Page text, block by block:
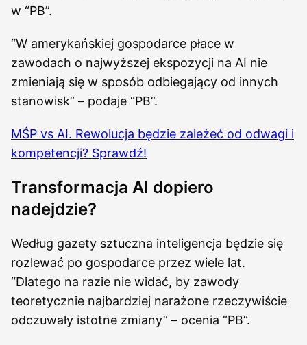
w “PB”.
“W amerykańskiej gospodarce płace w
zawodach o najwyższej ekspozycji na AI nie
zmieniają się w sposób odbiegający od innych
stanowisk” – podaje “PB”.
MŚP vs AI. Rewolucja będzie zależeć od odwagi i
kompetencji? Sprawdź!
Transformacja AI dopiero
nadejdzie?
Według gazety sztuczna inteligencja będzie się
rozlewać po gospodarce przez wiele lat.
“Dlatego na razie nie widać, by zawody
teoretycznie najbardziej narażone rzeczywiście
odczuwały istotne zmiany” – ocenia “PB”.